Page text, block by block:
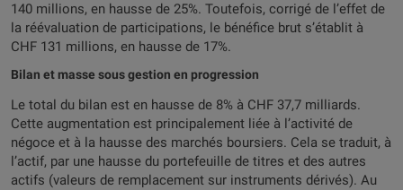
140 millions, en hausse de 25%. Toutefois, corrigé de l’effet de
la réévaluation de participations, le bénéfice brut s’établit à
CHF 131 millions, en hausse de 17%.
Bilan et masse sous gestion en progression
Le total du bilan est en hausse de 8% à CHF 37,7 milliards.
Cette augmentation est principalement liée à l’activité de
négoce et à la hausse des marchés boursiers. Cela se traduit, à
l’actif, par une hausse du portefeuille de titres et des autres
actifs (valeurs de remplacement sur instruments dérivés). Au